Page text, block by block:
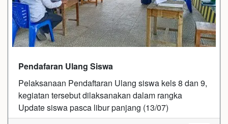
Pendafaran Ulang Siswa
Pelaksanaan Pendaftaran Ulang siswa kels 8 dan 9,
kegiatan tersebut dilaksanakan dalam rangka
Update siswa pasca libur panjang (13/07)